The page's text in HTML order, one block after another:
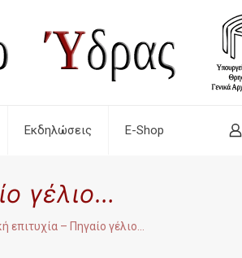
Εκδηλώσεις E-Shop
γέλιο…
επιτυχία – Πηγαίο γέλιο…